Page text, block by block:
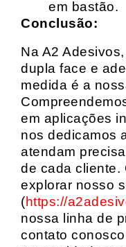
em bastão.
Conclusão:
Na A2
dupla face e
medida é a
em aplicações
nos dedicamos
atendam
de cada cliente.
explorar nosso
(https://
nossa linha de
contato